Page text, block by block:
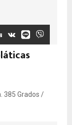
385 Grados /